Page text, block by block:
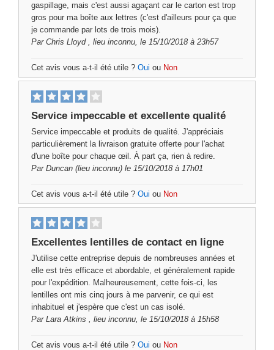
gaspillage, mais c'est aussi agaçant car le carton est trop
gros pour ma boîte aux lettres (c'est d'ailleurs pour ça que
je commande par lots de trois mois).
Par Chris Lloyd, lieu inconnu, le 15/10/2018 à 23h57
Cet avis vous a-t-il été utile ? Oui ou Non
Service impeccable et excellente qualité
Service impeccable et produits de qualité. J'appréciais
particulièrement la livraison gratuite offerte pour l'achat
d'une boîte pour chaque œil. À part ça, rien à redire.
Par Duncan (lieu inconnu) le 15/10/2018 à 17h01
Cet avis vous a-t-il été utile ? Oui ou Non
Excellentes lentilles de contact en ligne
J'utilise cette entreprise depuis de nombreuses années et
elle est très efficace et abordable, et généralement rapide
pour l'expédition. Malheureusement, cette fois-ci, les
lentilles ont mis cinq jours à me parvenir, ce qui est
inhabituel et j'espère que c'est un cas isolé.
Par Lara Atkins , lieu inconnu, le 15/10/2018 à 15h58
Cet avis vous a-t-il été utile ? Oui ou Non